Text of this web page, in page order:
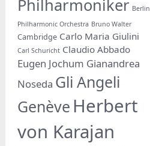
Philharmoniker Berlin
Philharmonic Orchestra Bruno Walter
Cambridge Carlo Maria Giulini
Carl Schuricht Claudio Abbado
Eugen Jochum Gianandrea
Noseda Gli Angeli
Genève Herbert
von Karajan